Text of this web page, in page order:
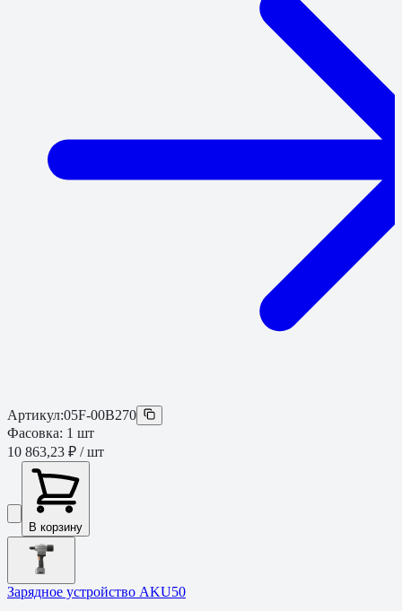
Артикул:05F-00B270
Фасовка: 1 шт
10 863,23 ₽ / шт
В корзину
Зарядное устройство AKU50